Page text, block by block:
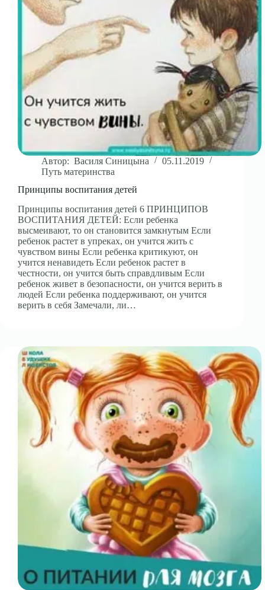
Автор: Василя Синицына
05.11.2019
Путь материнства
Принципы воспитания детей
Принципы воспитания детей 6 ПРИНЦИПОВ
ВОСПИТАНИЯ ДЕТЕЙ: Если ребенка
высмеивают, то он становится замкнутым Если
ребенок растет в упреках, он учится жить с
чувством вины Если ребенка критикуют, он
учится ненавидеть Если ребенок растет в
честности, он учится быть справдливым Если
ребенок живет в безопасности, он учится верить в
людей Если ребенка поддерживают, он учится
верить в себя Замечали, ли…